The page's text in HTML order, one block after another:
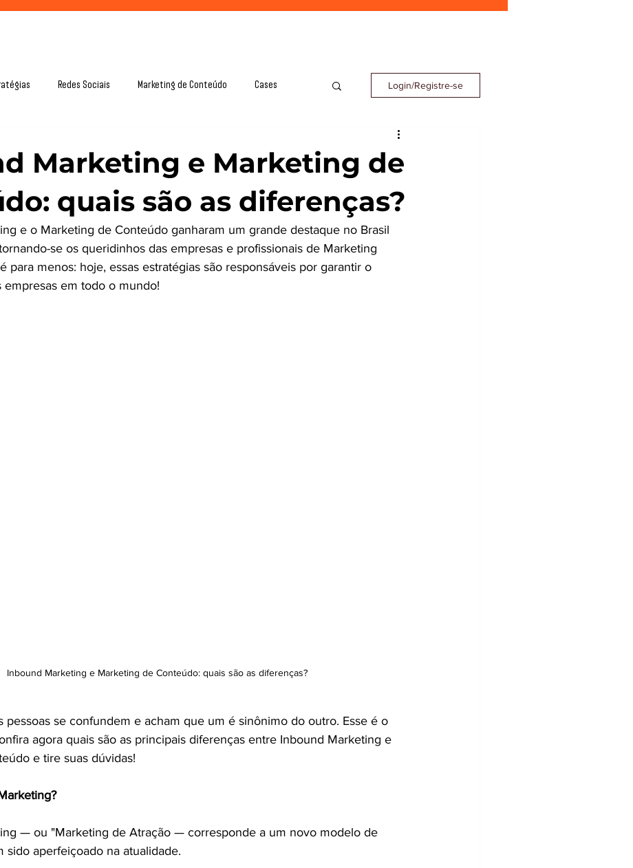
Redes Sociais Marketing de Conteúdo Cases Login/Registre-se
Marketing e Marketing de
quais são as diferenças?
e o Marketing de Conteúdo ganharam um grande destaque no Brasil
se os queridinhos das empresas e profissionais de Marketing
para menos: hoje, essas estratégias são responsáveis por garantir o
empresas em todo o mundo!
Inbound Marketing e Marketing de Conteúdo: quais são as diferenças?
pessoas se confundem e acham que um é sinônimo do outro. Esse é o
agora quais são as principais diferenças entre Inbound Marketing e
e tire suas dúvidas!
— ou "Marketing de Atração — corresponde a um novo modelo de
sido aperfeiçoado na atualidade.